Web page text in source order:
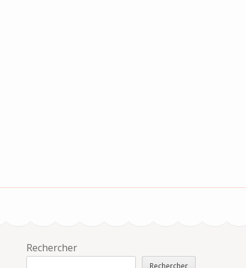
Rechercher